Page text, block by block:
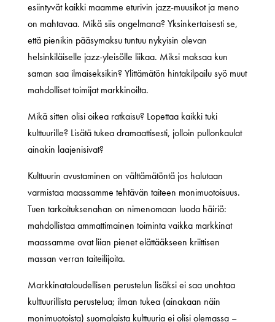
esiintyvät kaikki maamme eturivin jazz-muusikot ja meno
on mahtavaa. Mikä siis ongelmana? Yksinkertaisesti se,
että pienikin pääsymaksu tuntuu nykyisin olevan
helsinkiläiselle jazz-yleisölle liikaa. Miksi maksaa kun
saman saa ilmaiseksikin? Ylittämätön hintakilpailu syö muut
mahdolliset toimijat markkinoilta.
Mikä sitten olisi oikea ratkaisu? Lopettaa kaikki tuki
kulttuurille? Lisätä tukea dramaattisesti, jolloin pullonkaulat
ainakin laajenisivat?
Kulttuurin avustaminen on välttämätöntä jos halutaan
varmistaa maassamme tehtävän taiteen monimuotoisuus.
Tuen tarkoituksenahan on nimenomaan luoda häiriö:
mahdollistaa ammattimainen toiminta vaikka markkinat
maassamme ovat liian pienet elättääkseen kriittisen
massan verran taiteilijoita.
Markkinataloudellisen perustelun lisäksi ei saa unohtaa
kulttuurillista perustelua; ilman tukea (ainakaan näin
monimuotoista) suomalaista kulttuuria ei olisi olemassa –